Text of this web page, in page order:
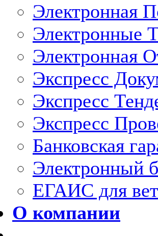
Электронная
Электронные
Электронная
Экспресс
Экспресс
Экспресс
Банковская
Электронный
ЕГАИС для
О компании